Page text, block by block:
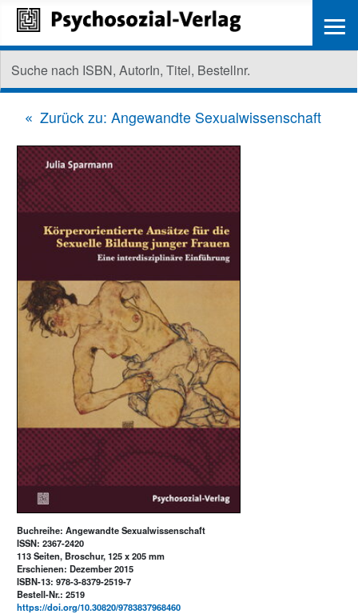
Zurück zu: Angewandte Sexualwissenschaft
Buchreihe: Angewandte Sexualwissenschaft
ISSN: 2367-2420
113 Seiten, Broschur, 125 x 205 mm
Erschienen: Dezember 2015
ISBN-13: 978-3-8379-2519-7
Bestell-Nr.: 2519
https://doi.org/10.30820/9783837968460
≡